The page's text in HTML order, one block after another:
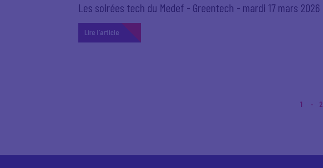
Les soirées tech du Medef - Greentech - mardi 17 mars 2026
Lire l'article
1 2